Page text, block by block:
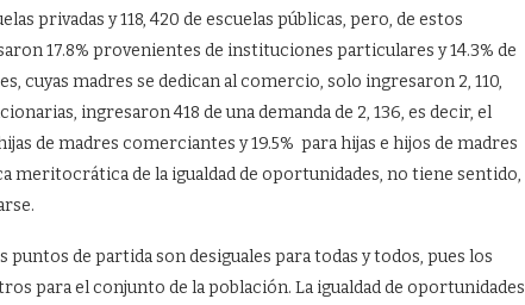
privadas y 118, 420 de escuelas públicas, pero, de estos
17.8% provenientes de instituciones particulares y 14.3% de
cuyas madres se dedican al comercio, solo ingresaron 2, 110,
ingresaron 418 de una demanda de 2, 136, es decir, el
de madres comerciantes y 19.5% para hijas e hijos de madres
meritocrática de la igualdad de oportunidades, no tiene sentido,
de partida son desiguales para todas y todos, pues los
para el conjunto de la población. La igualdad de oportunidades